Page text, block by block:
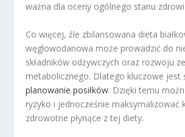
ważna dla oceny ogólnego stanu
Co więcej, źle zbilansowana dieta
węglowodanowa może prowadzić do
składników odżywczych oraz rozwoju
metabolicznego. Dlatego kluczowe jest
planowanie posiłków. Dzięki temu
ryzyko i jednocześnie maksymalizować
zdrowotne płynące z tej diety.